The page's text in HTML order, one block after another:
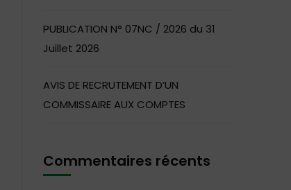
PUBLICATION N° 07NC / 2026 du 31
Juillet 2026
AVIS DE RECRUTEMENT D’UN
COMMISSAIRE AUX COMPTES
Commentaires récents